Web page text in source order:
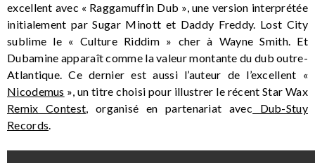
excellent avec « Raggamuffin Dub », une version interprétée
initialement par Sugar Minott et Daddy Freddy. Lost City
sublime le « Culture Riddim » cher à Wayne Smith. Et
Dubamine apparaît comme la valeur montante du dub outre-
Atlantique. Ce dernier est aussi l’auteur de l’excellent «
Nicodemus », un titre choisi pour illustrer le récent Star Wax
Remix Contest, organisé en partenariat avec Dub-Stuy
Records.